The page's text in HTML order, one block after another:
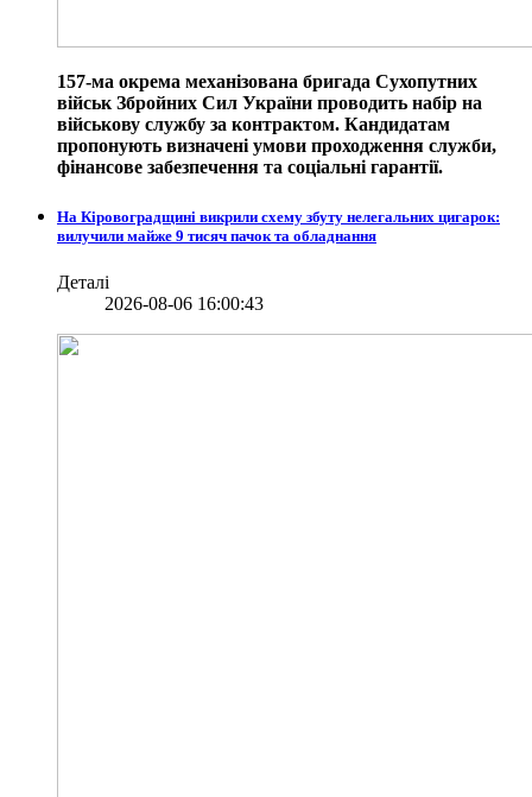
157-ма окрема механізована бригада Сухопутних
військ Збройних Сил України проводить набір на
військову службу за контрактом. Кандидатам
пропонують визначені умови проходження служби,
фінансове забезпечення та соціальні гарантії.
На Кіровоградщині викрили схему збуту нелегальних цигарок:
вилучили майже 9 тисяч пачок та обладнання
Деталі
2026-08-06 16:00:43